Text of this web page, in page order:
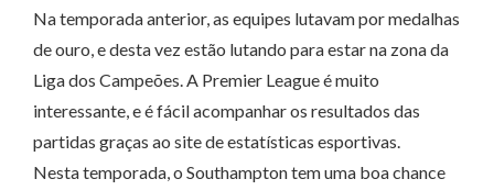
Na temporada anterior, as equipes lutavam por medalhas
de ouro, e desta vez estão lutando para estar na zona da
Liga dos Campeões. A Premier League é muito
interessante, e é fácil acompanhar os resultados das
partidas graças ao site de estatísticas esportivas.
Nesta temporada, o Southampton tem uma boa chance